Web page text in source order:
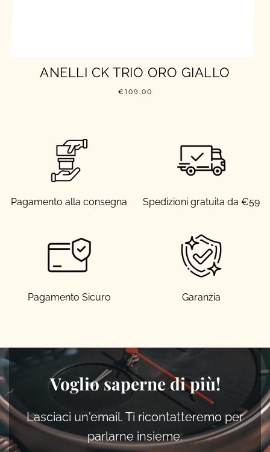
ANELLI CK TRIO ORO GIALLO
€109.00
Pagamento alla consegna Spedizioni gratuita da €59
Pagamento Sicuro Garanzia
Voglio saperne di più!
Lasciaci un'email. Ti ricontatteremo per
parlarne insieme.